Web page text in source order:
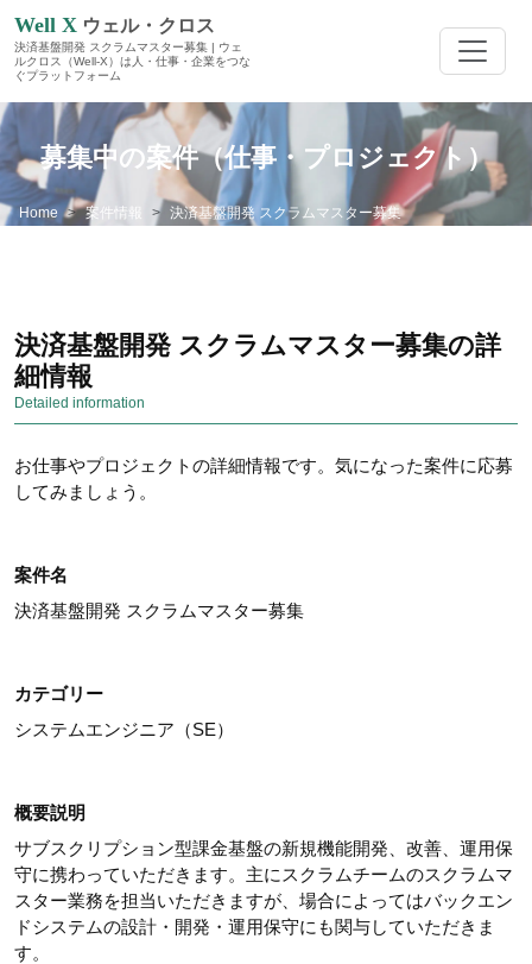
Well X ウェル・クロス
決済基盤開発 スクラムマスター募集 | ウェ
ルクロス（Well-X）は人・仕事・企業をつな
ぐプラットフォーム
Home 案件情報 決済基盤開発 スクラムマスター募集
募集中の案件（仕事・プロジェクト）
決済基盤開発 スクラムマスター募集の詳
細情報
Detailed information
お仕事やプロジェクトの詳細情報です。気になった案件に応募
してみましょう。
案件名
決済基盤開発 スクラムマスター募集
カテゴリー
システムエンジニア（SE）
概要説明
サブスクリプション型課金基盤の新規機能開発、改善、運用保
守に携わっていただきます。主にスクラムチームのスクラムマ
スター業務を担当いただきますが、場合によってはバックエン
ドシステムの設計・開発・運用保守にも関与していただきま
す。